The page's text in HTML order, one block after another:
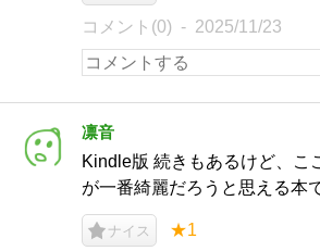
コメント(0) 2025/11/23
凛音
Kindle版 続きもあるけど、こ
が一番綺麗だろうと思える本
ナイス ★1